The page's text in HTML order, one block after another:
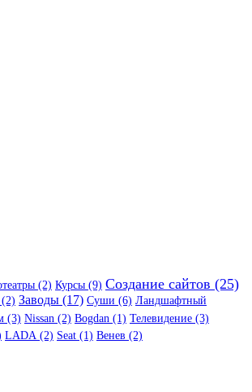
(2) Курсы (9) Создание сайтов (25)
Заводы (17) Суши (6) Ландшафтный
(3) Nissan (2) Bogdan (1) Телевидение (3)
LADA (2) Seat (1) Венев (2)